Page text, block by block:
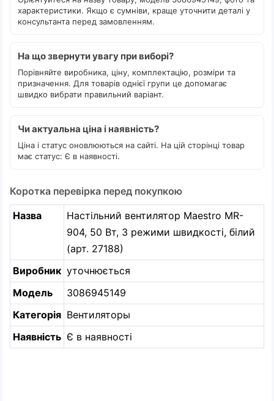
характеристики. Якщо є сумніви, краще уточнити деталі у
консультанта перед замовленням.
На що звернути увагу при виборі?
Порівняйте виробника, ціну, комплектацію, розміри та
призначення. Для товарів однієї групи це допомагає
швидко вибрати правильний варіант.
Чи актуальна ціна і наявність?
Ціна і статус оновлюються на сайті. На цій сторінці товар
має статус: Є в наявності.
Коротка перевірка перед покупкою
Назва
Настільний вентилятор Maestro MR-
904, 50 Вт, 3 режими швидкості, білий
(арт. 27188)
Виробник уточнюється
Модель
3086945149
Категорія Вентиляторы
Наявність Є в наявності